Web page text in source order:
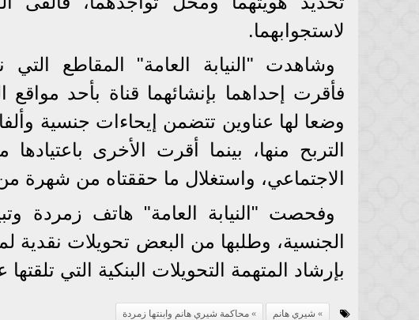
لاستجوابهما.
وشاهدت "النيابة العامة" المقاطع التي
فأقرت إحداهما بإنشائهما قناة بأحد
وضعا لها عناوين تتضمن إيحاءات جنسية
التربح منها، بينما أقرت الأخرى
الاجتماعي، واستغلال ما حققتاه من شهرة من
وفحصت "النيابة العامة" هاتف زمردة
الجنسية، وطلبها من البعض تحويلات نقدية
بإرشاد المتهمة التحويلات البنكية التي
شيري هانم محاكمة شيري هانم وابنتها زمردة